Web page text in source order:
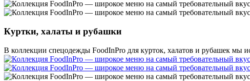
Куртки, халаты и рубашки
В коллекции спецодежды FoodInPro для курток, халатов и рубашек мы